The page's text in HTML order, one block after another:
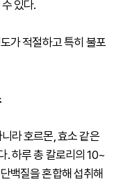
있다.
가 적절하고 특히 불포
라 호르몬, 효소 같은
. 하루 총 칼로리의 10~
백질을 혼합해 섭취해